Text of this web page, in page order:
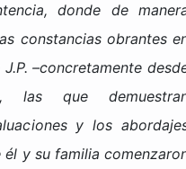
donde de
constancias obrantes
–concretamente
que
y los
y su familia